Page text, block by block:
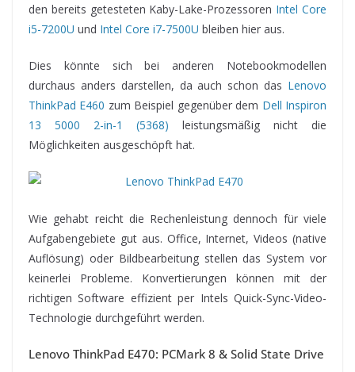
den bereits getesteten Kaby-Lake-Prozessoren Intel Core
i5-7200U und Intel Core i7-7500U bleiben hier aus.
Dies könnte sich bei anderen Notebookmodellen
durchaus anders darstellen, da auch schon das Lenovo
ThinkPad E460 zum Beispiel gegenüber dem Dell Inspiron
13 5000 2-in-1 (5368) leistungsmäßig nicht die
Möglichkeiten ausgeschöpft hat.
Wie gehabt reicht die Rechenleistung dennoch für viele
Aufgabengebiete gut aus. Office, Internet, Videos (native
Auflösung) oder Bildbearbeitung stellen das System vor
keinerlei Probleme. Konvertierungen können mit der
richtigen Software effizient per Intels Quick-Sync-Video-
Technologie durchgeführt werden.
Lenovo ThinkPad E470: PCMark 8 & Solid State Drive